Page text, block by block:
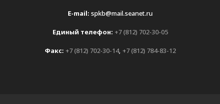
E-mail: spkb@mail.seanet.ru
Единый телефон: +7 (812) 702-30-05
Факс: +7 (812) 702-30-14, +7 (812) 784-83-12